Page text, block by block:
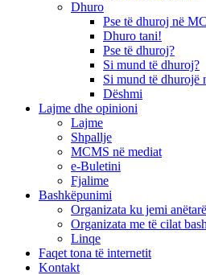
Dhuro
Pse të dhuroj në
Dhuro tani!
Pse të dhuroj?
Si mund të dhuroj?
Si mund të dhurojë
Dëshmi
Lajme dhe opinioni
Lajme
Shpallje
MCMS në mediat
e-Buletini
Fjalime
Bashkëpunimi
Organizata ku jemi anëtarë
Organizata me të cilat
Linqe
Faqet tona të internetit
Kontakt